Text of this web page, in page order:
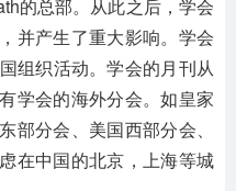
的总部。从此之后，学会
并产生了重大影响。学会
组织活动。学会的月刊从
学会的海外分会。如皇家
部分会、美国西部分会、
在中国的北京，上海等城